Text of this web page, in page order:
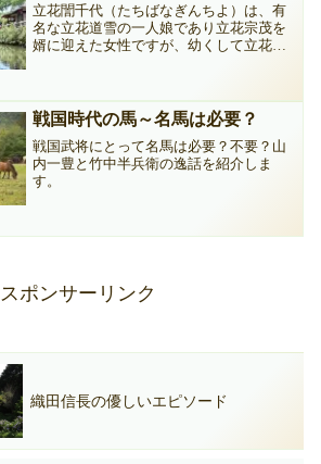
立花誾千代（たちばなぎんちよ）は、有
名な立花道雪の一人娘であり立花宗茂を
婿に迎えた女性ですが、幼くして立花城
戦国時代の馬～名馬は必要？
戦国武将にとって名馬は必要？不要？山
内一豊と竹中半兵衛の逸話を紹介しま
す。
スポンサーリンク
織田信長の優しいエピソード